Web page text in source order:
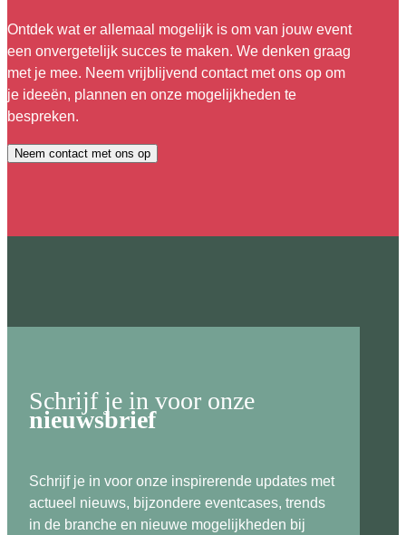
Ontdek wat er allemaal mogelijk is om van jouw event
een onvergetelijk succes te maken. We denken graag
met je mee. Neem vrijblijvend contact met ons op om
je ideeën, plannen en onze mogelijkheden te
bespreken.
Neem contact met ons op
Schrijf je in voor onze
nieuwsbrief
Schrijf je in voor onze inspirerende updates met
actueel nieuws, bijzondere eventcases, trends
in de branche en nieuwe mogelijkheden bij